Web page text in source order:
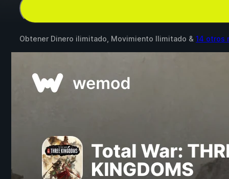
Obtener Dinero ilimitado, Movimiento Ilimitado & 14 otros